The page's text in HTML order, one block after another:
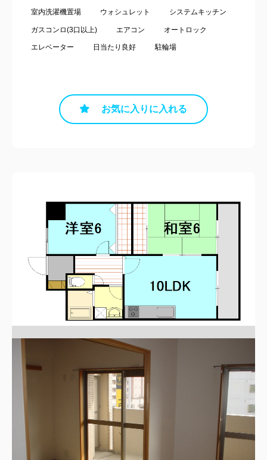
室内洗濯機置場 ウォシュレット システムキッチン
ガスコンロ(3口以上) エアコン オートロック
エレベーター 日当たり良好 駐輪場